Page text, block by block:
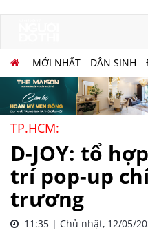
MỚI NHẤT DÂN SINH
TP.HCM:
D-JOY: tổ
trí pop-up
trương
11:35 | Chủ nhật, 12/05/